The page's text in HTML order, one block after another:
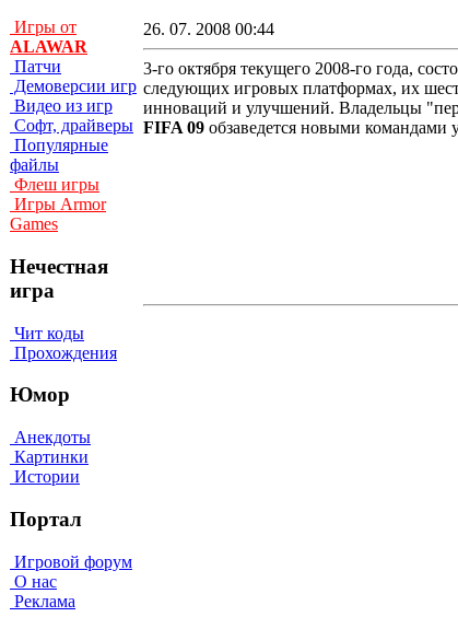
Игры от
ALAWAR
Патчи
Демоверсии игр
Видео из игр
Софт, драйверы
Популярные
файлы
Флеш игры
Игры Armor
Games
Нечестная
игра
Чит коды
Прохождения
Юмор
Анекдоты
Картинки
Истории
Портал
Игровой форум
О нас
Реклама
26. 07. 2008 00:44
3-го октября текущего 2008-го года,
следующих игровых платформах, их
инноваций и улучшений. Владельцы
FIFA 09 обзаведется новыми командами